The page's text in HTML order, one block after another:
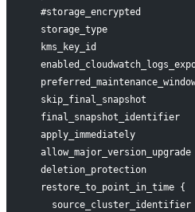
#storage_encrypted
storage_type
kms_key_id
skip_final_snapshot
final_snapshot_identifier
apply_immediately
deletion_protection
  restore_to_point_in_time {